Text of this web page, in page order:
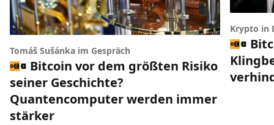
Tomáš Sušánka im Gespräch
Bitcoin vor dem größten Risiko
seiner Geschichte?
Quantencomputer werden immer
stärker
Krypto in